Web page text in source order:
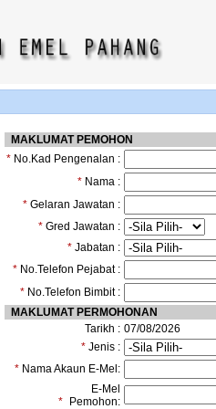
MAKLUMAT PEMOHON
* No.Kad Pengenalan :
* Nama :
* Gelaran Jawatan :
* Gred Jawatan :
* Jabatan :
* No.Telefon Pejabat :
* No.Telefon Bimbit :
MAKLUMAT PERMOHONAN
Tarikh : 07/08/2026
* Jenis :
* Nama Akaun E-Mel:
*
E-Mel
Pemohon: